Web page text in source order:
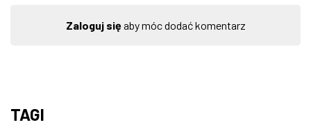
Zaloguj sięaby móc dodać komentarz
TAGI